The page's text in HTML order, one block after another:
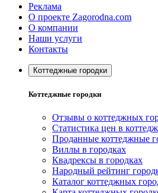
Реклама
О проекте Zagorodna.com
О компании
Наши услуги
Контакты
Коттеджные городки
Коттеджные городки
Отзывы о коттеджных
Статистика цен в
Проданные коттеджные
Виллы в городках
Квадрексы в городках
Народный рейтинг
Каталог коттеджных